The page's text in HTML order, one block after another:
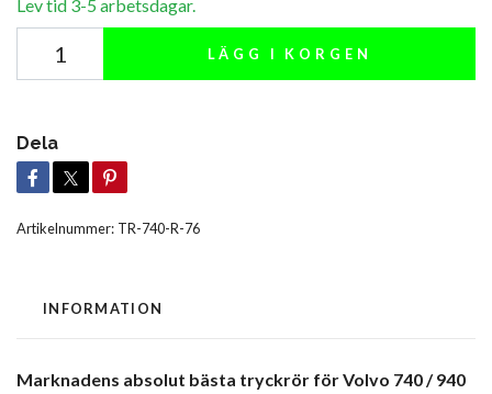
Lev tid 3-5 arbetsdagar.
LÄGG I KORGEN
Dela
Artikelnummer: TR-740-R-76
INFORMATION
Marknadens absolut bästa tryckrör för Volvo 740 / 940